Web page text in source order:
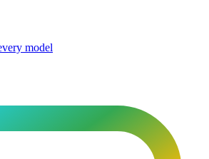
model